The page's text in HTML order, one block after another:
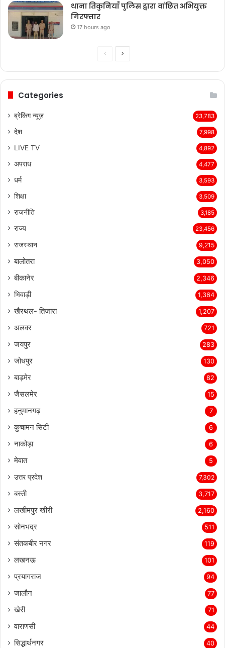
थाना तिकुनियाँ पुलिस द्वारा वांछित अभियुक्त
गिरफ्तार
17 hours ago
PreviousNext
Categories
ब्रेकिंग न्यूज़ 23,783
देश 7,998
LIVE TV 4,892
अपराध 4,477
धर्म 3,593
शिक्षा 3,509
राजनीति 3,185
राज्य 23,456
राजस्थान 9,215
बालोतरा 3,050
बीकानेर 2,346
भिवाड़ी 1,364
खैरथल- तिजारा 1,207
अलवर 721
जयपुर 283
जोधपुर 130
बाड़मेर 82
जैसलमेर 15
हनुमानगढ़ 7
कुचामन सिटी 6
नाकोड़ा 6
मेवात 5
उत्तर प्रदेश 7,302
बस्ती 3,717
लखीमपुर खीरी 2,160
सोनभद्र 511
संतकबीर नगर 119
लखनऊ 101
प्रयागराज 94
जालौन 77
खेरी 71
वाराणसी 44
सिद्धार्थनगर 40